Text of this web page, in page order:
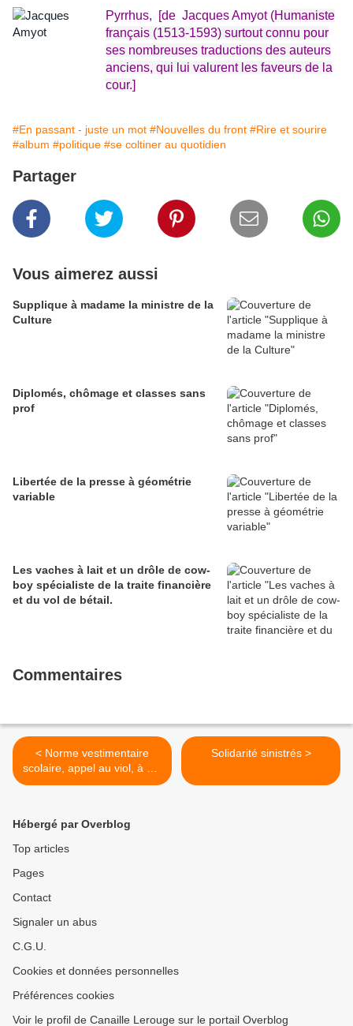
Pyrrhus, [de Jacques Amyot (Humaniste
français (1513-1593) surtout connu pour
ses nombreuses traductions des auteurs
anciens, qui lui valurent les faveurs de la
cour.]
#En passant - juste un mot #Nouvelles du front #Rire et sourire
#album #politique #se coltiner au quotidien
Partager
Vous aimerez aussi
Supplique à madame la ministre de la
Culture
Diplomés, chômage et classes sans
prof
Libertée de la presse à géométrie
variable
Les vaches à lait et un drôle de cow-
boy spécialiste de la traite financière
et du vol de bétail.
Commentaires
< Norme vestimentaire
scolaire, appel au viol, à qui
faut-il demander un peu de
Solidarité sinistrés >
Hébergé par Overblog
Top articles
Pages
Contact
Signaler un abus
C.G.U.
Cookies et données personnelles
Préférences cookies
Voir le profil de Canaille Lerouge sur le portail Overblog